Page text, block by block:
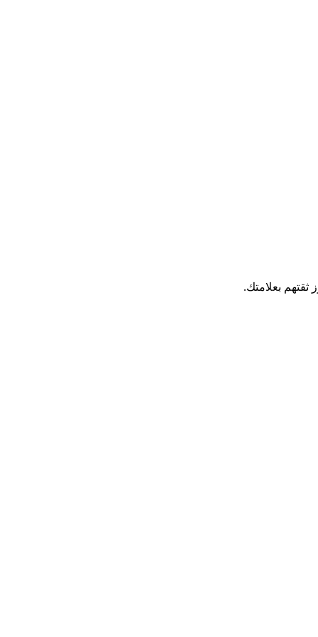
ثقتهم بعلامتك.